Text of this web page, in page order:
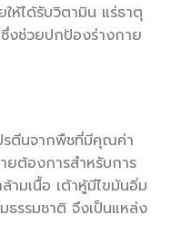
ห้ได้รับวิตามิน แร่ธาตุ
งช่วยปกป้องร่างกาย
รตีนจากพืชที่มีคุณค่า
ยต้องการสำหรับการ
ามเนื้อ เต้าหู้มีไขมันอิ่ม
ธรรมชาติ จึงเป็นแหล่ง